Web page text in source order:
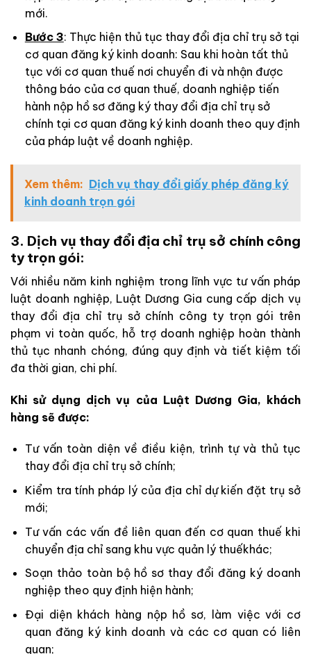
mới.
Bước 3: Thực hiện thủ tục thay đổi địa chỉ trụ sở tại
cơ quan đăng ký kinh doanh: Sau khi hoàn tất thủ
tục với cơ quan thuế nơi chuyển đi và nhận được
thông báo của cơ quan thuế, doanh nghiệp tiến
hành nộp hồ sơ đăng ký thay đổi địa chỉ trụ sở
chính tại cơ quan đăng ký kinh doanh theo quy định
của pháp luật về doanh nghiệp.
Xem thêm: Dịch vụ thay đổi giấy phép đăng ký
kinh doanh trọn gói
3. Dịch vụ thay đổi địa chỉ trụ sở chính công
ty trọn gói:
Với nhiều năm kinh nghiệm trong lĩnh vực tư vấn pháp
luật doanh nghiệp, Luật Dương Gia cung cấp dịch vụ
thay đổi địa chỉ trụ sở chính công ty trọn gói trên
phạm vi toàn quốc, hỗ trợ doanh nghiệp hoàn thành
thủ tục nhanh chóng, đúng quy định và tiết kiệm tối
đa thời gian, chi phí.
Khi sử dụng dịch vụ của Luật Dương Gia, khách
hàng sẽ được:
Tư vấn toàn diện về điều kiện, trình tự và thủ tục
thay đổi địa chỉ trụ sở chính;
Kiểm tra tính pháp lý của địa chỉ dự kiến đặt trụ sở
mới;
Tư vấn các vấn đề liên quan đến cơ quan thuế khi
chuyển địa chỉ sang khu vực quản lý thuếkhác;
Soạn thảo toàn bộ hồ sơ thay đổi đăng ký doanh
nghiệp theo quy định hiện hành;
Đại diện khách hàng nộp hồ sơ, làm việc với cơ
quan đăng ký kinh doanh và các cơ quan có liên
quan;